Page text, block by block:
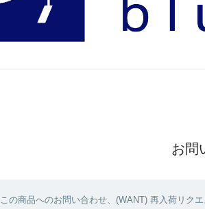
お問
この商品へのお問い合わせ、(WANT) 再入荷リク